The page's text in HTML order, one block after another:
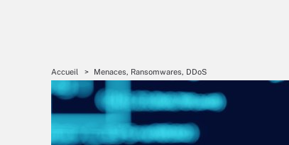
Accueil Menaces, Ransomwares, DDoS